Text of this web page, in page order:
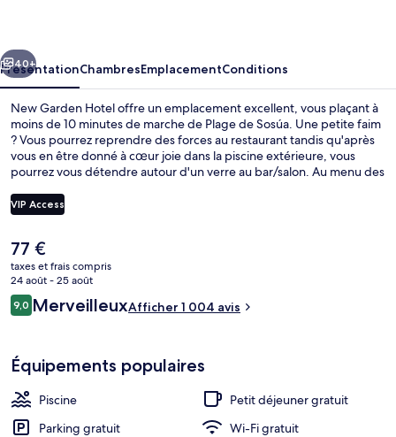
Suivant
40+
PrésentationChambresEmplacementConditions
New Garden Hotel offre un emplacement excellent, vous plaçant à
moins de 10 minutes de marche de Plage de Sosúa. Une petite faim
? Vous pourrez reprendre des forces au restaurant tandis qu'après
vous en être donné à cœur joie dans la piscine extérieure, vous
pourrez vous détendre autour d'un verre au bar/salon. Au menu des
fine, une terrasse et un jardin. Sympa non ? Les autres voyageurs
adorent le personnel attentionné et l'emplacement.
VIP Access
Le
prix
actuel
est
de
77 €
taxes et frais compris
24 août - 25 août
Avis
voyageurs
9,09,0 sur 10
MerveilleuxAfficher 1 004 avis
Équipements populaires
Piscine
Petit déjeuner gratuit
Parking gratuit
Wi-Fi gratuit